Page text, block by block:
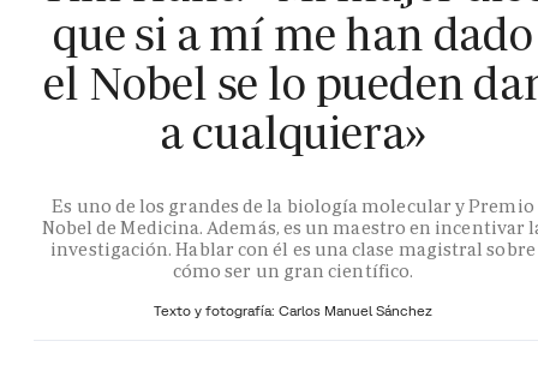
que si a mí me han dado
el Nobel se lo pueden
a cualquiera»
Es uno de los grandes de la biología molecular y Premio
Nobel de Medicina. Además, es un maestro en incentivar
investigación. Hablar con él es una clase magistral sobre
cómo ser un gran científico.
Texto y fotografía: Carlos Manuel Sánchez